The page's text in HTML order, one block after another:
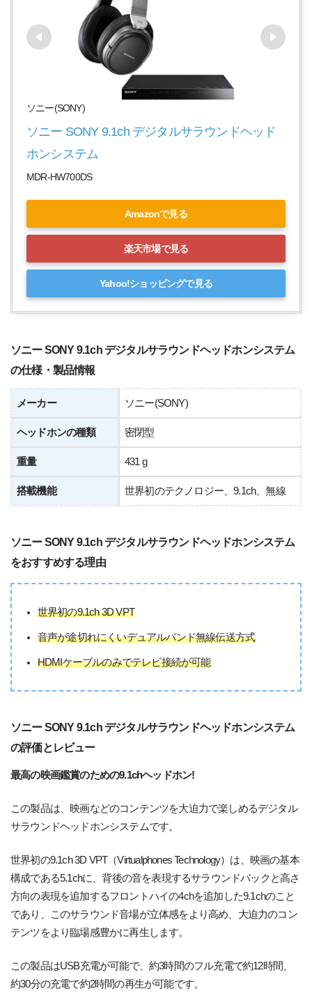
ソニー(SONY)
ソニー SONY 9.1ch デジタルサラウンドヘッド
ホンシステム
MDR-HW700DS
Amazonで見る
楽天市場で見る
Yahoo!ショッピングで見る
ソニー SONY 9.1ch デジタルサラウンドヘッドホンシステム
の仕様・製品情報
メーカー ソニー(SONY)
ヘッドホンの種類 密閉型
重量 431 g
搭載機能 世界初のテクノロジー、9.1ch、無線
ソニー SONY 9.1ch デジタルサラウンドヘッドホンシステム
をおすすめする理由
世界初の9.1ch 3D VPT
音声が途切れにくいデュアルバンド無線伝送方式
HDMIケーブルのみでテレビ接続が可能
ソニー SONY 9.1ch デジタルサラウンドヘッドホンシステム
の評価とレビュー
最高の映画鑑賞のための9.1chヘッドホン!
この製品は、映画などのコンテンツを大迫力で楽しめるデジタル
サラウンドヘッドホンシステムです。
世界初の9.1ch 3D VPT（Virtualphones Technology）は、映画の基本
構成である5.1chに、背後の音を表現するサラウンドバックと高さ
方向の表現を追加するフロントハイの4chを追加した9.1chのこと
であり、このサラウンド音場が立体感をより高め、大迫力のコン
テンツをより臨場感豊かに再生します。
この製品はUSB充電が可能で、約3時間のフル充電で約12時間、
約30分の充電で約2時間の再生が可能です。